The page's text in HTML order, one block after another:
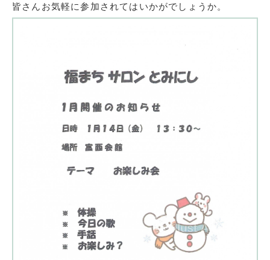
皆さんお気軽に参加されてはいかがでしょうか。